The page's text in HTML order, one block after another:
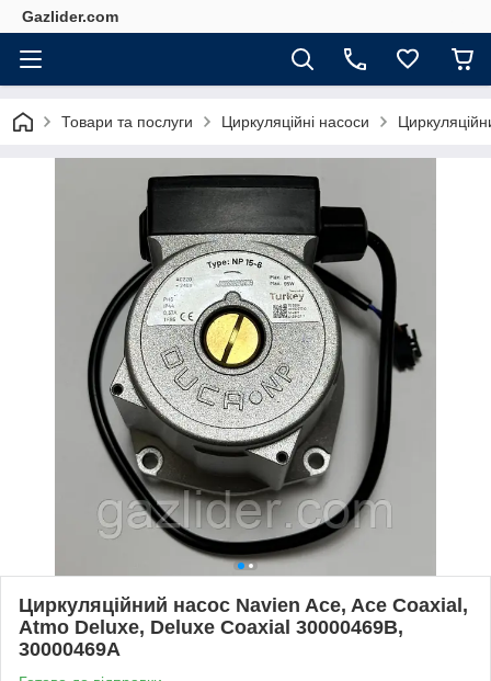
Gazlider.com
Товари та послуги Циркуляційні насоси
Циркуляційний насос Navien Ace, Ace Coaxial,
Atmo Deluxe, Deluxe Coaxial 30000469B,
30000469A